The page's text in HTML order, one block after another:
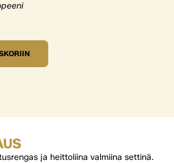
ja heittoliina valmiina settinä.